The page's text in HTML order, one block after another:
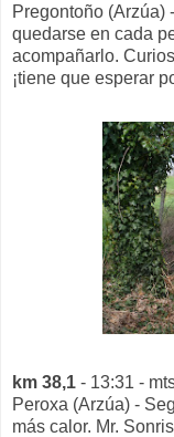
Pregontoño (Arzúa)
quedarse en cada
acompañarlo.
¡tiene que esperar
km 38,1 - 13:31 -
Peroxa (Arzúa) -
más calor. Mr.